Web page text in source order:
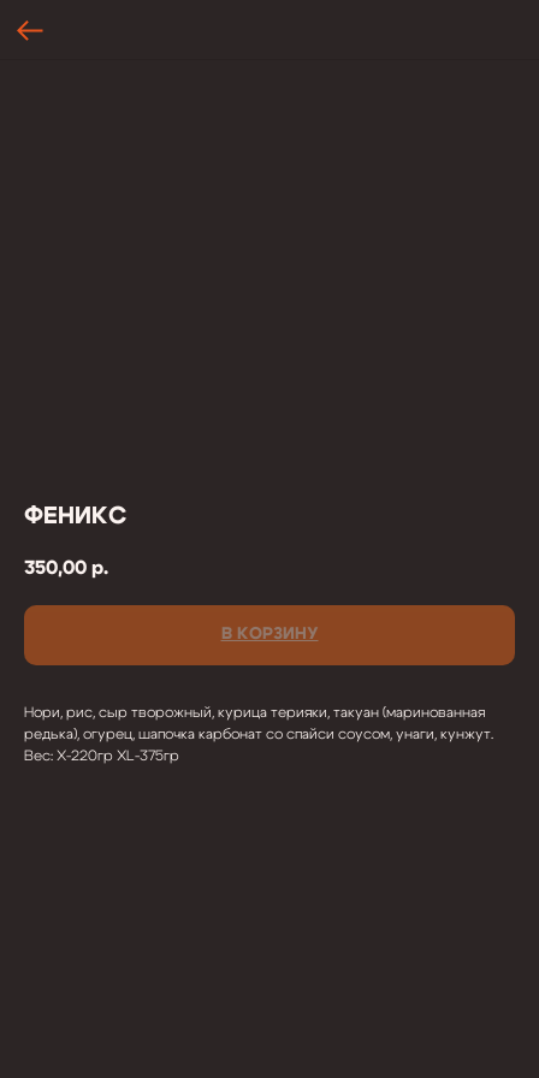
ФЕНИКС
350,00 р.
В КОРЗИНУ
Нори, рис, сыр творожный, курица терияки, такуан (маринованная
редька), огурец, шапочка карбонат со спайси соусом, унаги, кунжут.
Вес: X-220гр XL-375гр